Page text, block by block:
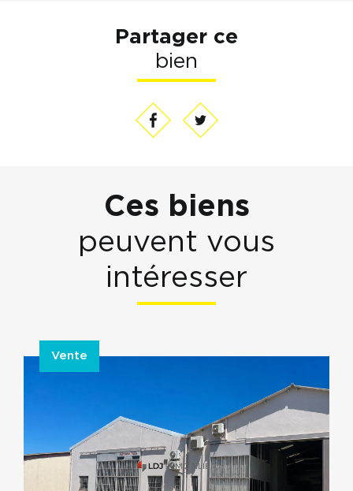
Partager ce
bien
Ces biens
peuvent vous
intéresser
Vente